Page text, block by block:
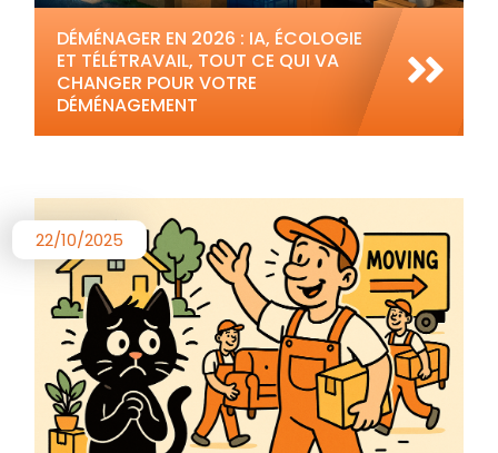
DÉMÉNAGER EN 2026 : IA, ÉCOLOGIE
ET TÉLÉTRAVAIL, TOUT CE QUI VA
CHANGER POUR VOTRE
DÉMÉNAGEMENT
22/10/2025